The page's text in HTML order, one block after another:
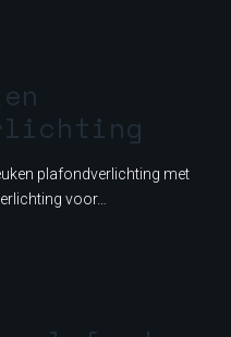
plafondverlichting met
voor…